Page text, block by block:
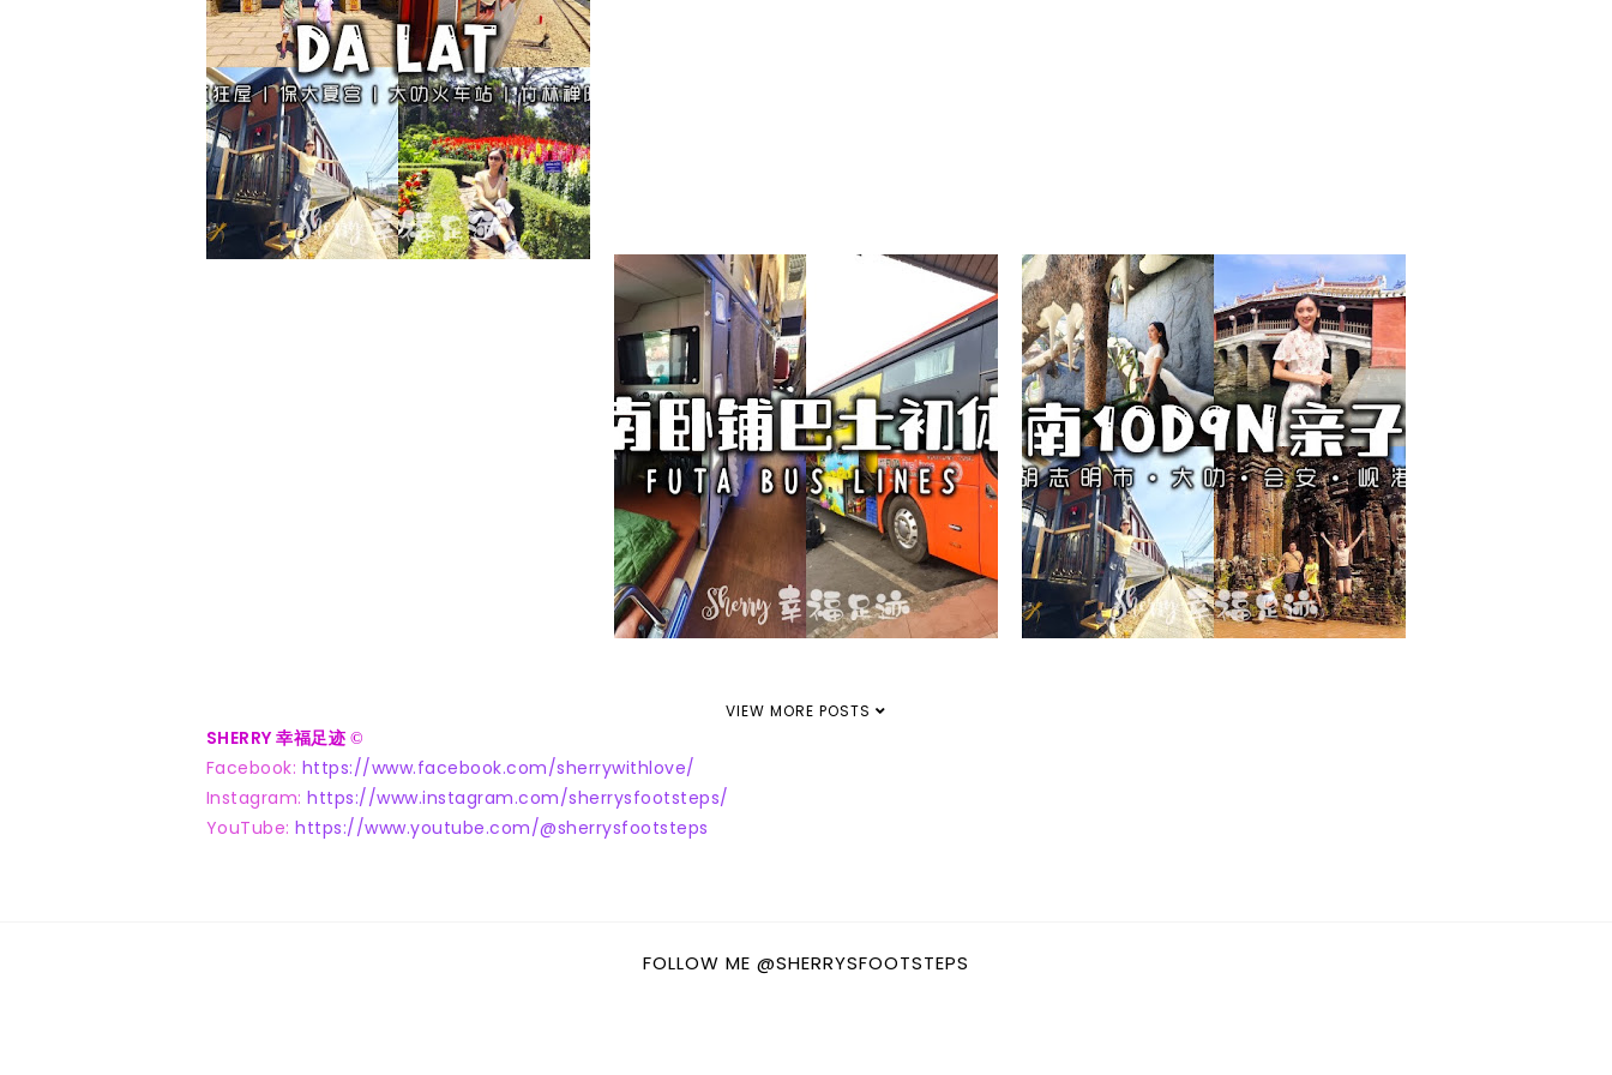
【大叻】放慢脚步 异国风情拉
满的高原城镇
APRIL 22, 2025
【越南】FUTA BUS LINES 卧
铺巴士初体验
MARCH 5, 2025
【越南】亲子自由行 10D9N
行程分享全记录
MARCH 1, 2025
VIEW MORE POSTS
SHERRY 幸福足迹 ©
Facebook: https://www.facebook.com/sherrywithlove/
Instagram: https://www.instagram.com/sherrysfootsteps/
YouTube: https://www.youtube.com/@sherrysfootsteps
FOLLOW ME @SHERRYSFOOTSTEPS